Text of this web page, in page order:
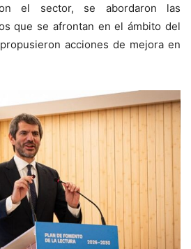
el sector, se abordaron las
que se afrontan en el ámbito del
acciones de mejora en